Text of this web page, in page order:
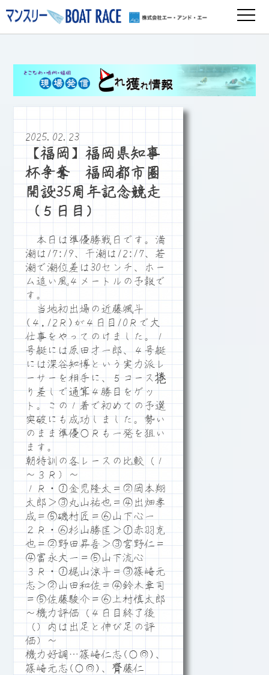
2025.02.23
【福岡】福岡県知事
杯争奪 福岡都市圏
開設35周年記念競走
（５日目）
本日は準優勝戦日です。満
潮は17:19、干潮は12:17、若
潮で潮位差は30センチ、ホー
ム追い風４メートルの予報で
す。
当地初出場の近藤颯斗
(４,12Ｒ)が４日目10Ｒで大
仕事をやってのけました。１
号艇には原田才一郎、４号艇
には深谷知博という実力派レ
ーサーを相手に、５コース捲
り差しで通算４勝目をゲッ
ト。この１着で初めての予選
突破にも成功しました。勢い
のまま準優○Ｒも一発を狙い
ます。
朝特訓の各レースの比較（１
～３Ｒ）～
１Ｒ・①金児隆太＝②岡本翔
太郎＞③丸山祐也＝④出畑孝
成＝⑤磯村匠＝⑥山下心一
２Ｒ・⑥杉山勝匡＞①赤羽克
也＝②野田昇吾＞③宮野仁＝
④富永大一＝⑤山下流心
３Ｒ・①梶山涼斗＝③篠崎元
志＞②山田和佐＝④鈴木章司
＝⑤佐藤駿介＝⑥上村慎太郎
～機力評価（４日目終了後
（）内は出足と伸び足の評
価）～
機力好調…篠崎仁志(○◎)、
篠崎元志(○◎)、齊藤仁